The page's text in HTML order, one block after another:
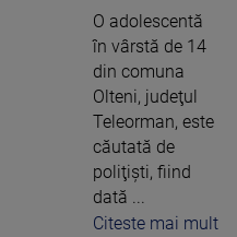
O adolescentă
în vârstă de 14
din comuna
Olteni, judeţul
Teleorman, este
căutată de
poliţişti, fiind
dată ...
Citeste mai mult